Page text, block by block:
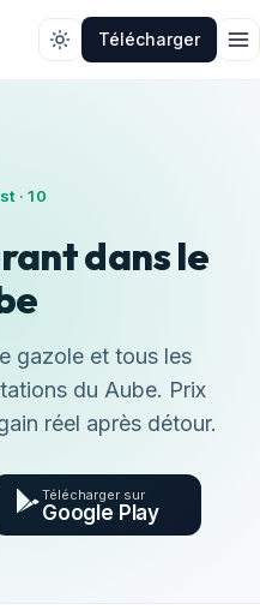
Télécharger
· 10
dans le
gazole et tous les
du Aube. Prix
réel après détour.
Télécharger sur
Google Play